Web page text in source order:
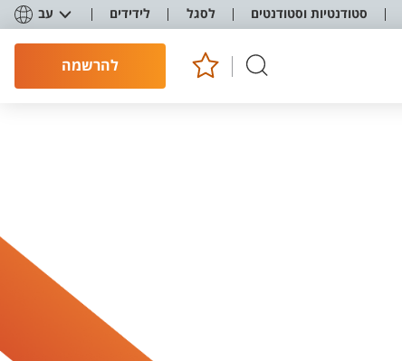
סטודנטיות וסטודנטים לסגל לידידים עב
להרשמה